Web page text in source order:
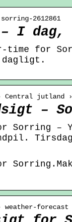
2612861
I dag,
for
dagligt.
jutland
–
Sorring –
weather-forecast